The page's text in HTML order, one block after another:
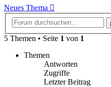
Neues Thema
5 Themen • Seite 1 von 1
Themen
Antworten
Zugriffe
Letzter Beitrag